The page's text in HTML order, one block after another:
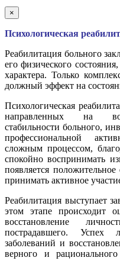
×
Психологическая
Реабилитация больного
его физического
характера. Только
должный эффект на
Психологическая
направленных на
стабильности больного,
профессиональной
сложным процессом,
спокойно воспринимать
появляется
принимать активное
Реабилитация выступает
этом этапе происходит
восстановление
пострадавшего. Успех
заболеваний и
верного и